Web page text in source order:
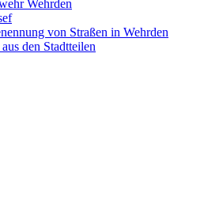
Wehrden
von Straßen in Wehrden
den Stadtteilen